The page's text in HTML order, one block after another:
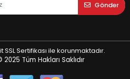
Gönder
Sertifikası ile korunmaktadır.
2025 Tüm Hakları Saklıdır